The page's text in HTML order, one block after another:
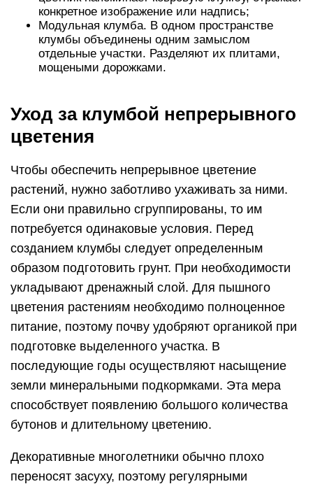
конкретное изображение или надпись;
Модульная клумба. В одном пространстве
клумбы объединены одним замыслом
отдельные участки. Разделяют их плитами,
мощеными дорожками.
Уход за клумбой непрерывного
цветения
Чтобы обеспечить непрерывное цветение
растений, нужно заботливо ухаживать за ними.
Если они правильно сгруппированы, то им
потребуется одинаковые условия. Перед
созданием клумбы следует определенным
образом подготовить грунт. При необходимости
укладывают дренажный слой. Для пышного
цветения растениям необходимо полноценное
питание, поэтому почву удобряют органикой при
подготовке выделенного участка. В
последующие годы осуществляют насыщение
земли минеральными подкормками. Эта мера
способствует появлению большого количества
бутонов и длительному цветению.
Декоративные многолетники обычно плохо
переносят засуху, поэтому регулярными